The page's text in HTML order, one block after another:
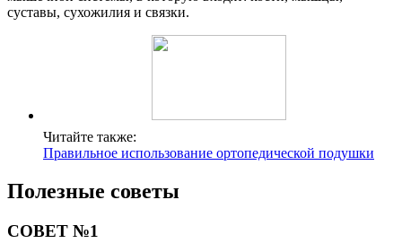
суставы, сухожилия и связки.
Читайте также:
Правильное использование ортопедической подушки
Полезные советы
СОВЕТ №1